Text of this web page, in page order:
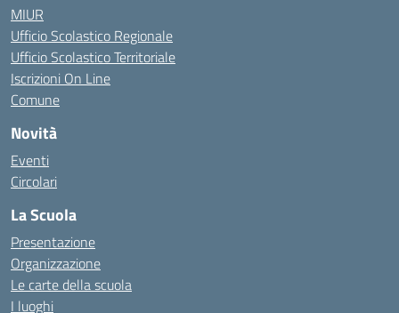
MIUR
Ufficio Scolastico Regionale
Ufficio Scolastico Territoriale
Iscrizioni On Line
Comune
Novità
Eventi
Circolari
La Scuola
Presentazione
Organizzazione
Le carte della scuola
I luoghi